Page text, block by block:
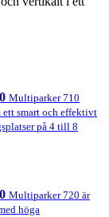
Multiparker 710
smart och effektivt
på 4 till 8
Multiparker 720 är
höga